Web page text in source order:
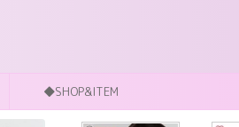
◆SHOP&ITEM